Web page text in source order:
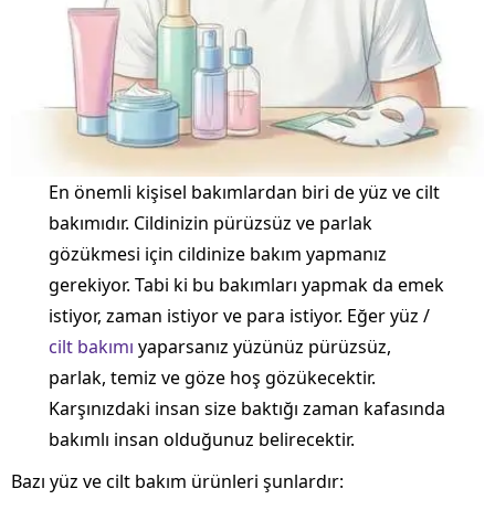
En önemli kişisel bakımlardan biri de yüz ve cilt
bakımıdır. Cildinizin pürüzsüz ve parlak
gözükmesi için cildinize bakım yapmanız
gerekiyor. Tabi ki bu bakımları yapmak da emek
istiyor, zaman istiyor ve para istiyor. Eğer yüz /
cilt bakımı yaparsanız yüzünüz pürüzsüz,
parlak, temiz ve göze hoş gözükecektir.
Karşınızdaki insan size baktığı zaman kafasında
bakımlı insan olduğunuz belirecektir.
Bazı yüz ve cilt bakım ürünleri şunlardır: